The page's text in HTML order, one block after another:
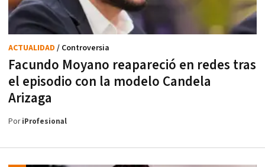
Facundo Moyano reapareció en redes tras
el episodio con la modelo Candela
Arizaga
ACTUALIDAD / Controversia
PoriProfesional